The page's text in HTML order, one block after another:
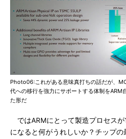
Photo06:これがある意味真打ちの話だが、
代への移行を強力にサポートする体制をARM
た形だ
ではARMにとって製造プロセス
になると何がうれしいか？チップ